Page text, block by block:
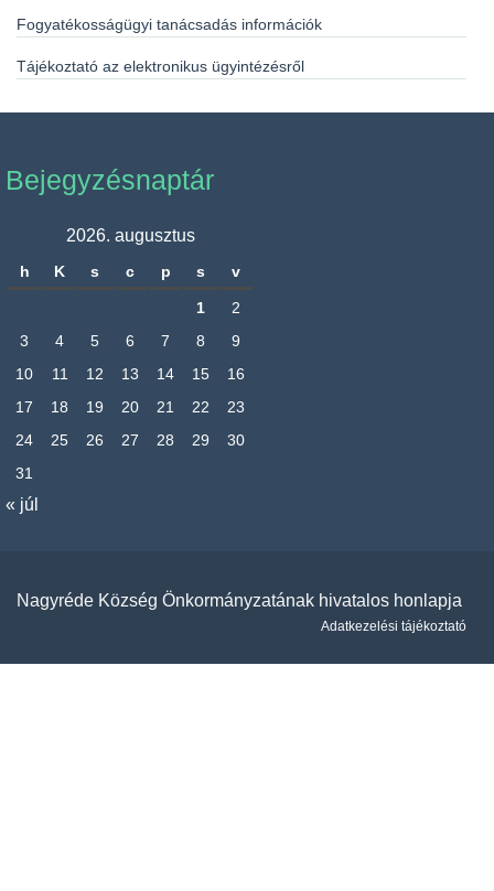
Fogyatékosságügyi tanácsadás információk
Tájékoztató az elektronikus ügyintézésről
Bejegyzésnaptár
2026. augusztus
h K s c p s v
1
2
3
4 5 6 7 8
9
10
11 12 13 14 15
16
17
18 19 20 21 22
23
24
25 26 27 28 29
30
31
« júl
Nagyréde Község Önkormányzatának hivatalos honlapja
Adatkezelési tájékoztató